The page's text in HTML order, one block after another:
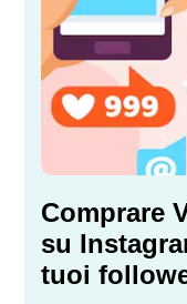
Comprare
su
tuoi